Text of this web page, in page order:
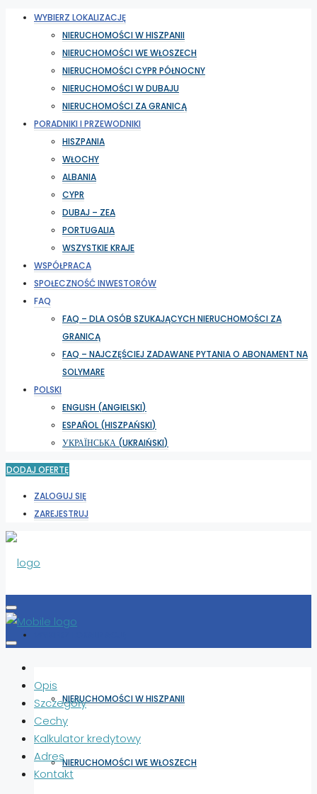
WYBIERZ LOKALIZACJĘ
NIERUCHOMOŚCI W HISZPANII
NIERUCHOMOŚCI WE WŁOSZECH
NIERUCHOMOŚCI CYPR PÓŁNOCNY
NIERUCHOMOŚCI W DUBAJU
NIERUCHOMOŚCI ZA GRANICĄ
PORADNIKI I PRZEWODNIKI
HISZPANIA
WŁOCHY
ALBANIA
CYPR
DUBAJ – ZEA
PORTUGALIA
WSZYSTKIE KRAJE
WSPÓŁPRACA
SPOŁECZNOŚĆ INWESTORÓW
FAQ
FAQ – DLA OSÓB SZUKAJĄCYCH NIERUCHOMOŚCI ZA
GRANICĄ
FAQ – NAJCZĘŚCIEJ ZADAWANE PYTANIA O ABONAMENT NA
SOLYMARE
POLSKI
ENGLISH (ANGIELSKI)
ESPAÑOL (HISZPAŃSKI)
УКРАЇНСЬКА (UKRAIŃSKI)
DODAJ OFERTĘ
ZALOGUJ SIĘ
ZAREJESTRUJ
NIERUCHOMOŚCI W HISZPANII
NIERUCHOMOŚCI WE WŁOSZECH
Opis
Szczegóły
Cechy
Kalkulator kredytowy
Adres
Kontakt